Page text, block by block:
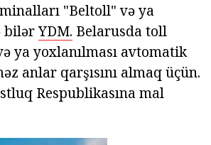
"Beltoll" və ya
bilərYDM. Belarusda toll
ya yoxlanılması avtomatik
anlar qarşısını almaq üçün.
Respublikasına mal